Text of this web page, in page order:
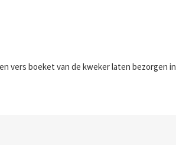
vers boeket van de kweker laten bezorgen in